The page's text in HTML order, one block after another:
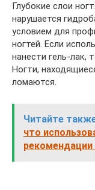
Глубокие слои
нарушается
условием для
ногтей. Если
нанести гель-лак,
Ногти,
ломаются.
Читайте
что
рекомендации